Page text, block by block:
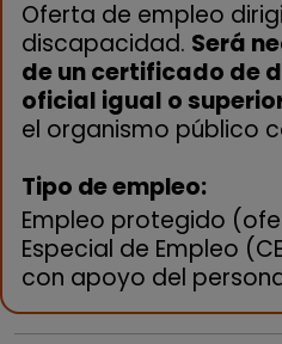
Oferta de empleo
discapacidad. Será
de un certificado de
oficial igual o
el organismo público
Tipo de empleo:
Empleo protegido
Especial de Empleo
con apoyo del